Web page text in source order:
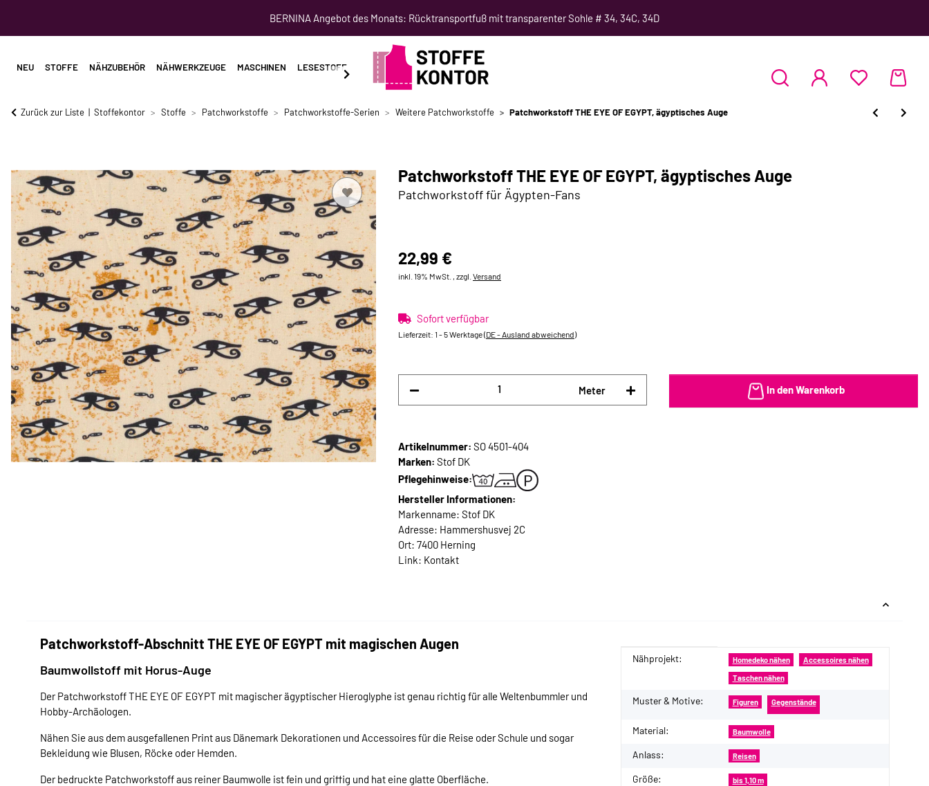
BERNINA Angebot des Monats: Rücktransportfuß mit transparenter Sohle # 34, 34C, 34D
NEU STOFFE NÄHZUBEHÖR NÄHWERKZEUGE MASCHINEN LESESTOFF SCHNITTMUSTER NÄHKURSE
Zurück zur Liste Stoffekontor Stoffe Patchworkstoffe Patchworkstoffe-Serien Weitere Patchworkstoffe Patchworkstoff THE EYE OF EGYPT, ägyptisches Auge
Patchworkstoff THE EYE OF EGYPT, ägyptisches Auge
Patchworkstoff für Ägypten-Fans
22,99 €
inkl. 19% MwSt. , zzgl. Versand
Sofort verfügbar
Lieferzeit: 1 - 5 Werktage(DE - Ausland abweichend)
Meter In den Warenkorb
Artikelnummer: SO 4501-404
Marken: Stof DK
Pflegehinweise:
Hersteller Informationen:
Markenname: Stof DK
Adresse: Hammershusvej 2C
Ort: 7400 Herning
Link: Kontakt
Patchworkstoff-Abschnitt THE EYE OF EGYPT mit magischen Augen
Baumwollstoff mit Horus-Auge
Der Patchworkstoff THE EYE OF EGYPT mit magischer ägyptischer Hieroglyphe ist genau richtig für alle Weltenbummler und
Hobby-Archäologen.
Nähen Sie aus dem ausgefallenen Print aus Dänemark Dekorationen und Accessoires für die Reise oder Schule und sogar
Bekleidung wie Blusen, Röcke oder Hemden.
Der bedruckte Patchworkstoff aus reiner Baumwolle ist fein und griffig und hat eine glatte Oberfläche.
Produkteigenschaft
Wert
Nähprojekt: Homedeko nähen Accessoires nähen
Taschen nähen
Muster & Motive: Figuren Gegenstände
Material: Baumwolle
Anlass: Reisen
Größe: bis 1,10 m